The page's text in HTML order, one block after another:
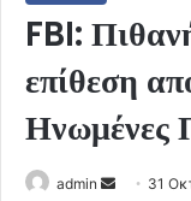
FBI:
επίθεση
Ηνωμένες
admin
Send 31